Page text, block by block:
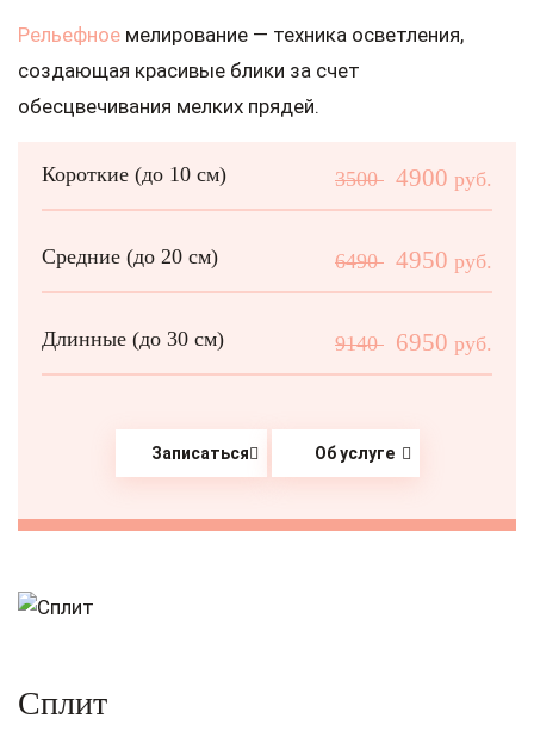
Рельефное мелирование — техника осветления,
создающая красивые блики за счет
обесцвечивания мелких прядей.
Короткие (до 10 см) 3500 4900 руб.
Средние (до 20 см) 6490 4950 руб.
Длинные (до 30 см) 9140 6950 руб.
Записаться Об услуге
Сплит